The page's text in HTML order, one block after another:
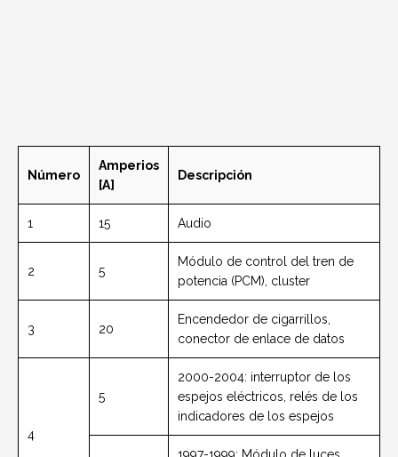
Número
Amperios
[A]
Descripción
1 15 Audio
2 5
Módulo de control del tren de
potencia (PCM), cluster
3 20
Encendedor de cigarrillos,
conector de enlace de datos
4
5
2000-2004: interruptor de los
espejos eléctricos, relés de los
indicadores de los espejos